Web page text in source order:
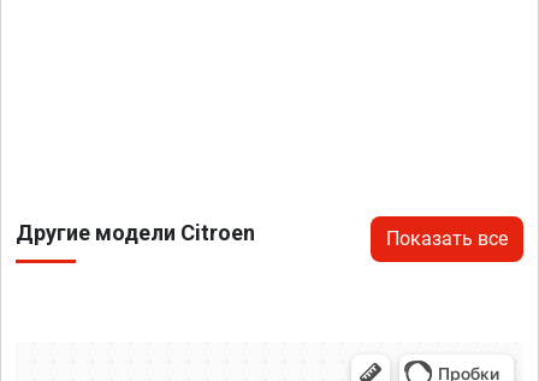
Другие модели Citroen Показать все